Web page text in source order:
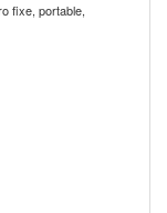
fixe, portable,